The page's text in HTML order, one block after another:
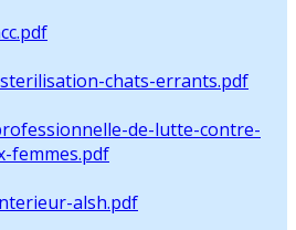
chats-errants.pdf
de-lutte-contre-
femmes.pdf
alsh.pdf